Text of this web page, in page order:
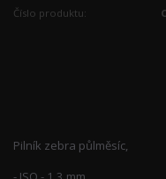
Číslo produktu: C
Pilník zebra půlměsíc,